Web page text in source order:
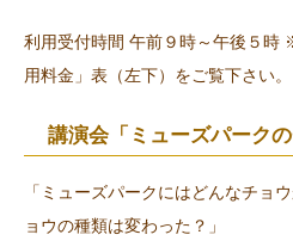
利用受付時間 午前９時～午後５時
用料金」表（左下）をご覧下さい。
講演会「ミューズパーク
「ミューズパークにはどんなチョ
ョウの種類は変わった？」